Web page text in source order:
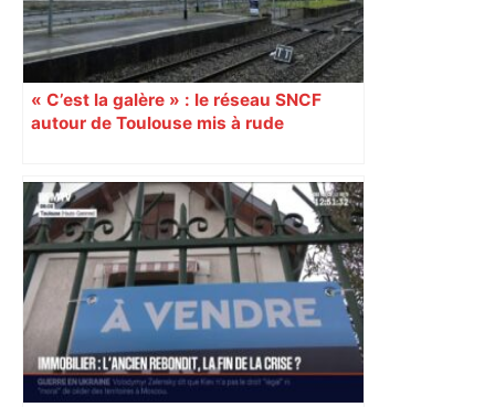
« C’est la galère » : le réseau SNCF
autour de Toulouse mis à rude